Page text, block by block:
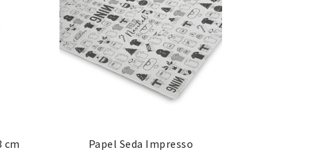
cm Papel Seda Impresso